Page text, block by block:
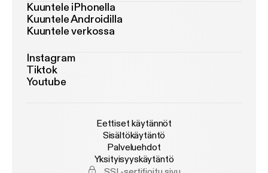
Kuuntele iPhonella
Kuuntele Androidilla
Kuuntele verkossa
Instagram
Tiktok
Youtube
Eettiset käytännöt
Sisältökäytäntö
Palveluehdot
Yksityisyyskäytäntö